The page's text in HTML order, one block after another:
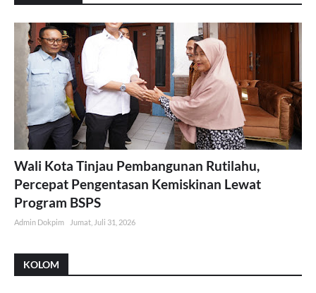
Wali Kota Tinjau Pembangunan Rutilahu,
Percepat Pengentasan Kemiskinan Lewat
Program BSPS
Admin Dokpim Jumat, Juli 31, 2026
KOLOM